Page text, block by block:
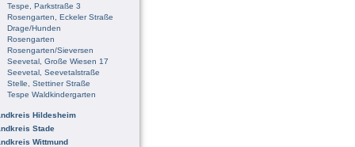
Tespe, Parkstraße 3
Rosengarten, Eckeler Straße
Drage/Hunden
Rosengarten
Rosengarten/Sieversen
Seevetal, Große Wiesen 17
Seevetal, Seevetalstraße
Stelle, Stettiner Straße
Tespe Waldkindergarten
Hildesheim
Stade
Wittmund